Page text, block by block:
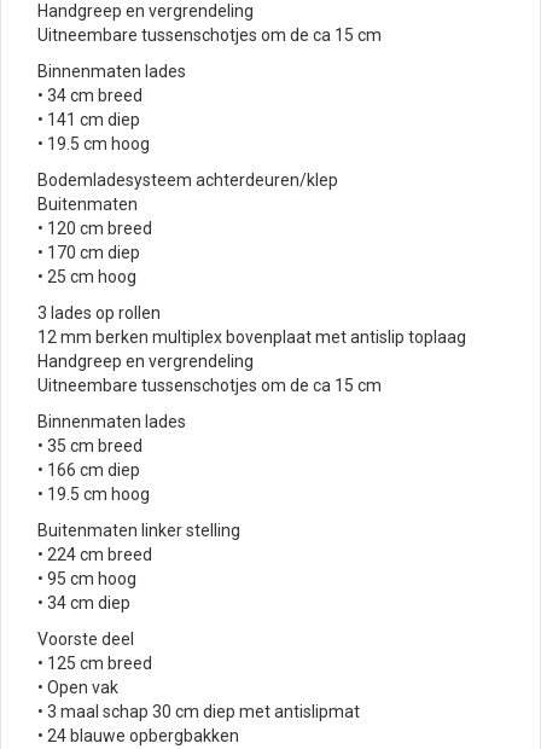
Handgreep en vergrendeling
Uitneembare tussenschotjes om de ca 15 cm
Binnenmaten lades
• 34 cm breed
• 141 cm diep
• 19.5 cm hoog
Bodemladesysteem achterdeuren/klep
Buitenmaten
• 120 cm breed
• 170 cm diep
• 25 cm hoog
3 lades op rollen
12 mm berken multiplex bovenplaat met antislip toplaag
Handgreep en vergrendeling
Uitneembare tussenschotjes om de ca 15 cm
Binnenmaten lades
• 35 cm breed
• 166 cm diep
• 19.5 cm hoog
Buitenmaten linker stelling
• 224 cm breed
• 95 cm hoog
• 34 cm diep
Voorste deel
• 125 cm breed
• Open vak
• 3 maal schap 30 cm diep met antislipmat
• 24 blauwe opbergbakken